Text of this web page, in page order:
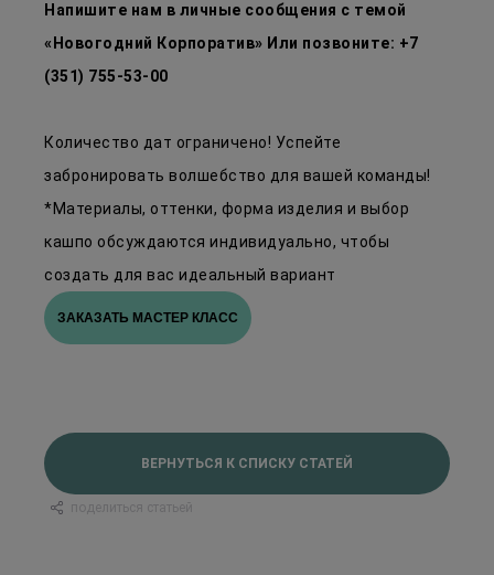
Напишите нам в личные сообщения с темой
«Новогодний Корпоратив» Или позвоните: +7
(351) 755-53-00
Количество дат ограничено! Успейте
забронировать волшебство для вашей команды!
*Материалы, оттенки, форма изделия и выбор
кашпо обсуждаются индивидуально, чтобы
создать для вас идеальный вариант
ЗАКАЗАТЬ МАСТЕР КЛАСС
ВЕРНУТЬСЯ К СПИСКУ СТАТЕЙ
поделиться статьей